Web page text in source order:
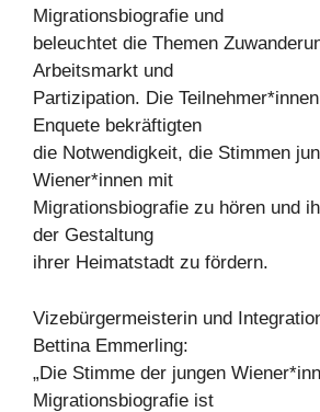
Migrationsbiografie und
beleuchtet die Themen
Arbeitsmarkt und
Partizipation. Die
Enquete bekräftigten
die Notwendigkeit, die Stimmen
Wiener*innen mit
Migrationsbiografie zu hören und
der Gestaltung
ihrer Heimatstadt zu fördern.
Vizebürgermeisterin und
Bettina Emmerling:
„Die Stimme der jungen
Migrationsbiografie ist